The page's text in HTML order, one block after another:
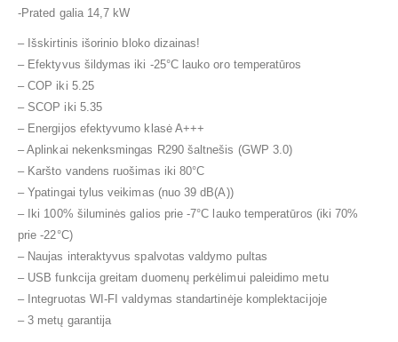
-Prated galia 14,7 kW
– Išskirtinis išorinio bloko dizainas!
– Efektyvus šildymas iki -25°C lauko oro temperatūros
– COP iki 5.25
– SCOP iki 5.35
– Energijos efektyvumo klasė A+++
– Aplinkai nekenksmingas R290 šaltnešis (GWP 3.0)
– Karšto vandens ruošimas iki 80°C
– Ypatingai tylus veikimas (nuo 39 dB(A))
– Iki 100% šiluminės galios prie -7°C lauko temperatūros (iki 70%
prie -22°C)
– Naujas interaktyvus spalvotas valdymo pultas
– USB funkcija greitam duomenų perkėlimui paleidimo metu
– Integruotas WI-FI valdymas standartinėje komplektacijoje
– 3 metų garantija